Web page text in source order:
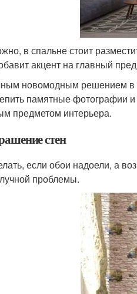
в спальне стоит
акцент на главный
новомодным решением в
памятные фотографии и
предметом интерьера.
стен
если обои надоели, а
проблемы.